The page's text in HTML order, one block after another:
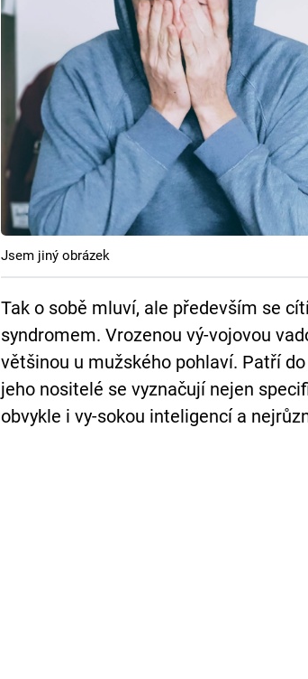
Jsem jiný obrázek
Tak o sobě mluví, ale především se
syndromem. Vrozenou vý-vojovou
většinou u mužského pohlaví. Patří
jeho nositelé se vyznačují nejen
obvykle i vy-sokou inteligencí a